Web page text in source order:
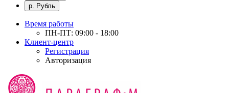
р. Рубль
Время работы
ПН-ПТ: 09:00 - 18:00
Клиент-центр
Регистрация
Авторизация